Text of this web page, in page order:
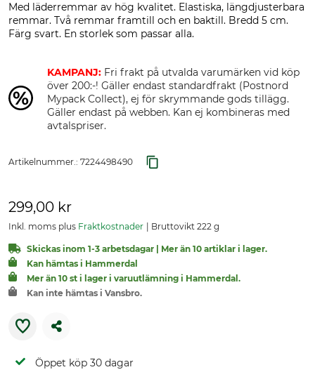
Med läderremmar av hög kvalitet. Elastiska, längdjusterbara
remmar. Två remmar framtill och en baktill. Bredd 5 cm.
Färg svart. En storlek som passar alla.
KAMPANJ: Fri frakt på utvalda varumärken vid köp
över 200:-! Gäller endast standardfrakt (Postnord
Mypack Collect), ej för skrymmande gods tillägg.
Gäller endast på webben. Kan ej kombineras med
avtalspriser.
Artikelnummer.: 7224498490
299,00 kr
Inkl. moms plus Fraktkostnader Bruttovikt 222 g
Skickas inom 1-3 arbetsdagar | Mer än 10 artiklar i lager.
Kan hämtas i Hammerdal
Mer än 10 st i lager i varuutlämning i Hammerdal.
Kan inte hämtas i Vansbro.
Öppet köp 30 dagar